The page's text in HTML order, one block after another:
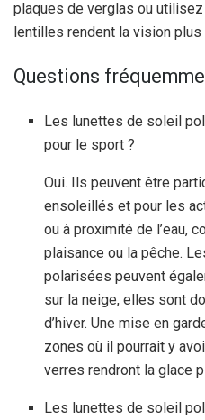
plaques de verglas ou
lentilles rendent la vision plus
Questions
Les lunettes de soleil
pour le sport ?
Oui. Ils peuvent être
ensoleillés et pour les
ou à proximité de l’eau,
plaisance ou la pêche.
polarisées peuvent
sur la neige, elles sont
d’hiver. Une mise en
zones où il pourrait y
verres rendront la glace
Les lunettes de soleil